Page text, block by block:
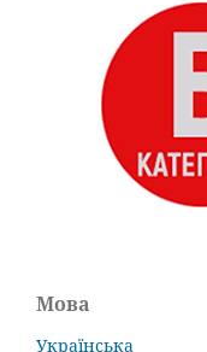
Мова
Українська